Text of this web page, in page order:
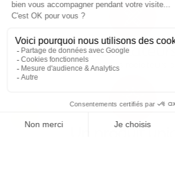
nous posons nos radiateurs
Un produit